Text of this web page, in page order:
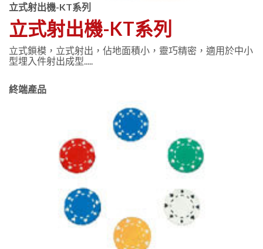
立式射出機-KT系列
立式射出機-KT系列
立式鎖模，立式射出，佔地面積小，靈巧精密，適用於中小
型埋入件射出成型.....
終端產品